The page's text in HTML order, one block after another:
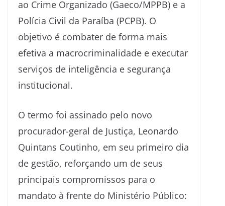
ao Crime Organizado (Gaeco/MPPB) e a
Polícia Civil da Paraíba (PCPB). O
objetivo é combater de forma mais
efetiva a macrocriminalidade e executar
serviços de inteligência e segurança
institucional.
O termo foi assinado pelo novo
procurador-geral de Justiça, Leonardo
Quintans Coutinho, em seu primeiro dia
de gestão, reforçando um de seus
principais compromissos para o
mandato à frente do Ministério Público: